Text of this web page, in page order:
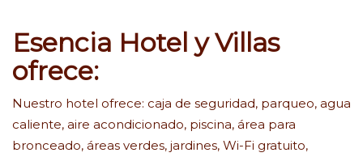
Esencia Hotel y Villas
ofrece:
Nuestro hotel ofrece: caja de seguridad, parqueo, agua
caliente, aire acondicionado, piscina, área para
bronceado, áreas verdes, jardines, Wi-Fi gratuito,